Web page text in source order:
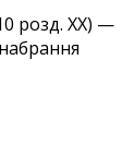
розд. XX) —